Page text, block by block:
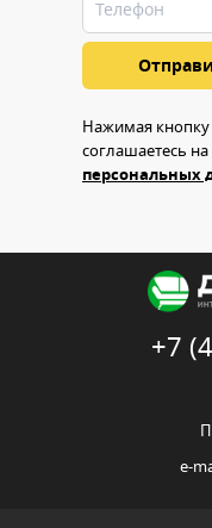
Нажимая кнопку
соглашаетесь на
персональных
+7
e-